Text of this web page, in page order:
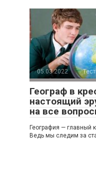
05.03.2022
Географ в
настоящий
на все
География — главный
Ведь мы следим за